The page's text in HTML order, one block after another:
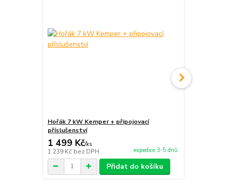
Hořák 7 kW Kemper + připojovací
příslušenství
1 499 Kč/ks
1 239 Kč bez DPH expedice 3-5 dnů
Přidat do košíku